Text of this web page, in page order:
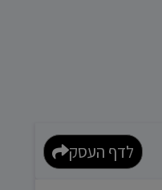
לדף העסק